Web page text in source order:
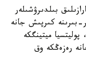
بىلدىرۋشىلەر
بىرىنە كىرپىش جانە
ميتينگكە
رەزەڭكە وق